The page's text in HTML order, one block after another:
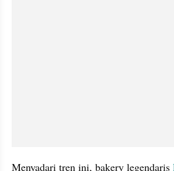
Menyadari tren ini, bakery legendaris